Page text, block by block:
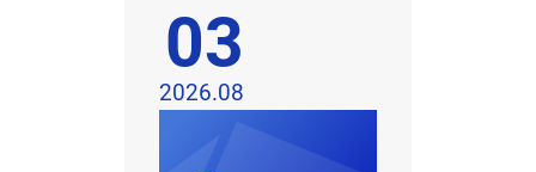
03
2026.08